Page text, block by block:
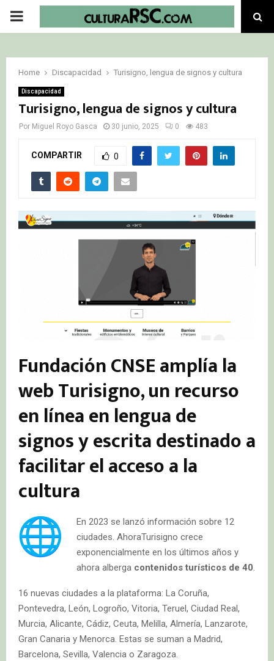
PRIMARY
Home Discapacidad Turisigno, lengua de signos y cultura
Discapacidad
Turisigno, lengua de signos y cultura
Por Miguel Royo Gasca 30 junio, 2025 0 483
COMPARTIR 0
Fundación CNSE amplía la
web Turisigno, un recurso
en línea en lengua de
signos y escrita destinado a
facilitar el acceso a la
cultura
En 2023 se lanzó información sobre 12
ciudades. AhoraTurisigno crece
exponencialmente en los últimos años y
ahora alberga contenidos turísticos de 40.
16 nuevas ciudades a la plataforma: La Coruña,
Pontevedra, León, Logroño, Vitoria, Teruel, Ciudad Real,
Murcia, Alicante, Cádiz, Ceuta, Melilla, Almería, Lanzarote,
Gran Canaria y Menorca. Estas se suman a Madrid,
Barcelona, Sevilla, Valencia o Zaragoza.